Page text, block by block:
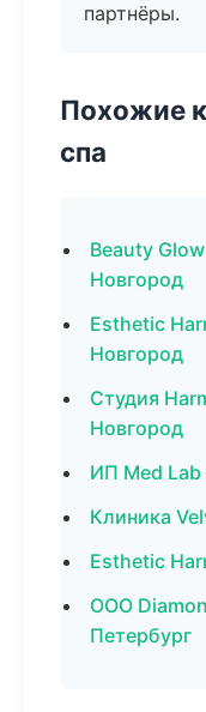
партнёры.
Похожие
спа
Beauty
Новгород
Esthetic
Новгород
Студия
Новгород
ИП Med
Клиника
Esthetic
ООО
Петербург